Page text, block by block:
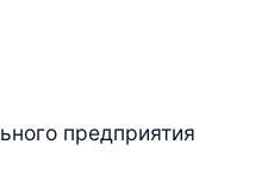
предприятия